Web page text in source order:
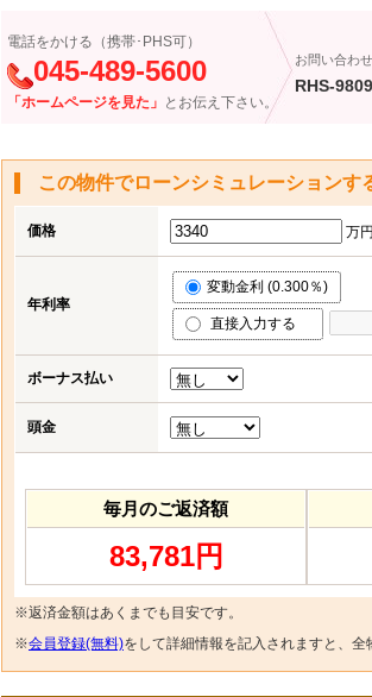
電話をかける（携帯･PHS可）
045-489-5600
「ホームページを見た」 とお伝え下さい。
お問い合わ
RHS-
この物件でローンシミュレーションす
価格 万円
年利率
変動金利 (0.300％)
直接入力する
ボーナス払い
頭金
毎月のご返済額
83,781円
※返済金額はあくまでも目安です。
※会員登録(無料)をして詳細情報を記入されますと、全